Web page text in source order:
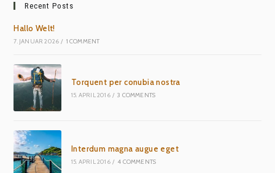
Recent Posts
Hallo Welt!
7. JANUAR 2026 / 1 COMMENT
Torquent per conubia nostra
15. APRIL 2016 / 3 COMMENTS
Interdum magna augue eget
15. APRIL 2016 / 4 COMMENTS